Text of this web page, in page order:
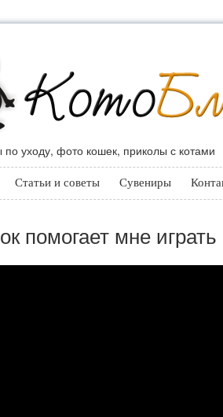
по уходу, фото кошек, приколы с котами
Статьи и советы Сувениры
помогает мне